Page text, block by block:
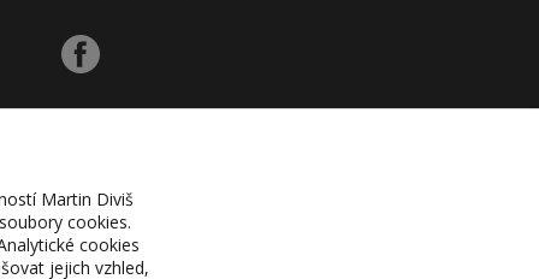
Martin Diviš
cookies.
cookies
jejich vzhled,